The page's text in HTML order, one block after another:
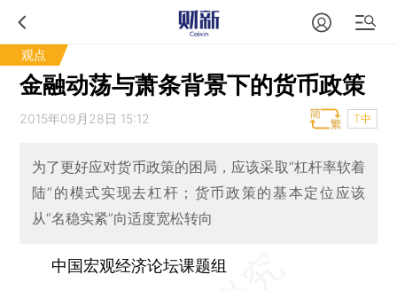
观点
金融动荡与萧条背景下的货币政策
2015年09月28日 15:12 T中
为了更好应对货币政策的困局，应该采取“杠杆率软着
陆”的模式实现去杠杆；货币政策的基本定位应该
从“名稳实紧”向适度宽松转向
中国宏观经济论坛课题组